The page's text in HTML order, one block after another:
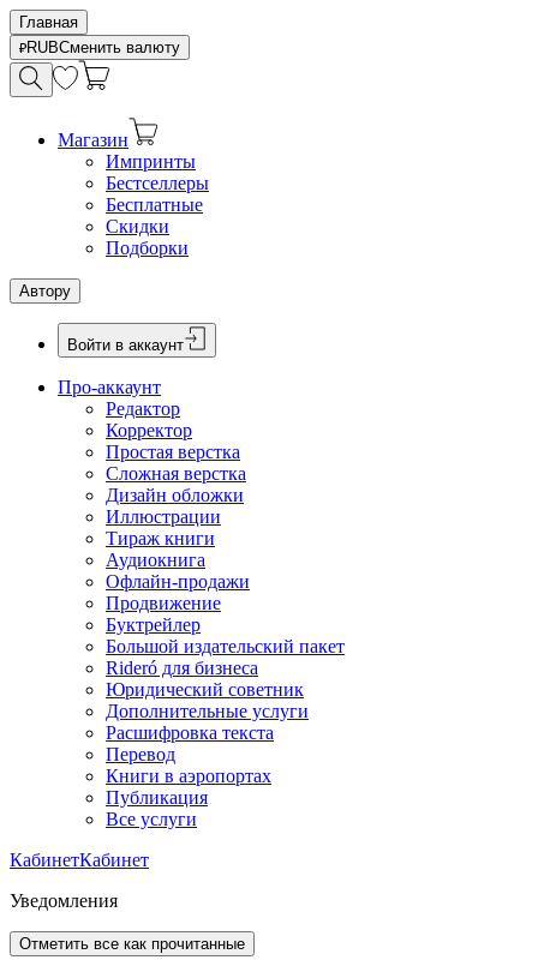
Главная
RUBСменить валюту
Магазин
Импринты
Бестселлеры
Бесплатные
Скидки
Подборки
Автору
Войти в аккаунт
Про-аккаунт
Редактор
Корректор
Простая верстка
Сложная верстка
Дизайн обложки
Иллюстрации
Тираж книги
Аудиокнига
Офлайн-продажи
Продвижение
Буктрейлер
Большой издательский пакет
Rideró для бизнеса
Юридический советник
Дополнительные услуги
Расшифровка текста
Перевод
Книги в аэропортах
Публикация
Все услуги
КабинетКабинет
Уведомления
Отметить все как прочитанные